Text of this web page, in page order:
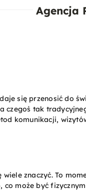
Agencja
się przenosić do
czegoś tak
komunikacji,
znaczyć. To
co może być fizycznym